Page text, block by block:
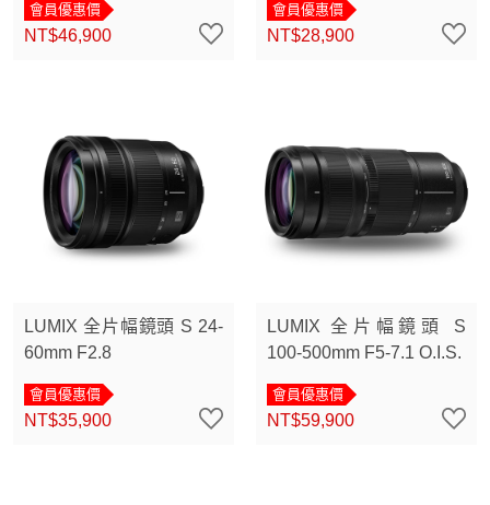
會員優惠價
NT$46,900
會員優惠價
NT$28,900
LUMIX 全片幅鏡頭 S 24-
60mm F2.8
會員優惠價
NT$35,900
LUMIX 全片幅鏡頭 S
100-500mm F5-7.1 O.I.S.
會員優惠價
NT$59,900